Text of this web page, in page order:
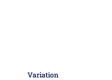
Variation